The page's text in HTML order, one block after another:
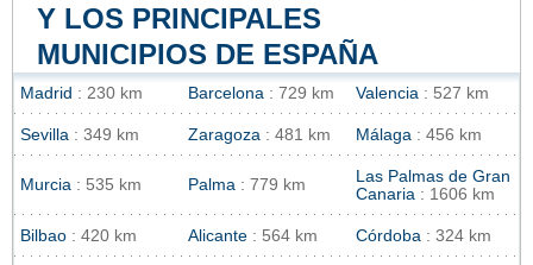
Y LOS PRINCIPALES
MUNICIPIOS DE ESPAÑA
Madrid : 230 km Barcelona : 729 km Valencia : 527 km
Sevilla : 349 km Zaragoza : 481 km Málaga : 456 km
Murcia : 535 km Palma : 779 km
Las Palmas de Gran
Canaria : 1606 km
Bilbao : 420 km Alicante : 564 km Córdoba : 324 km